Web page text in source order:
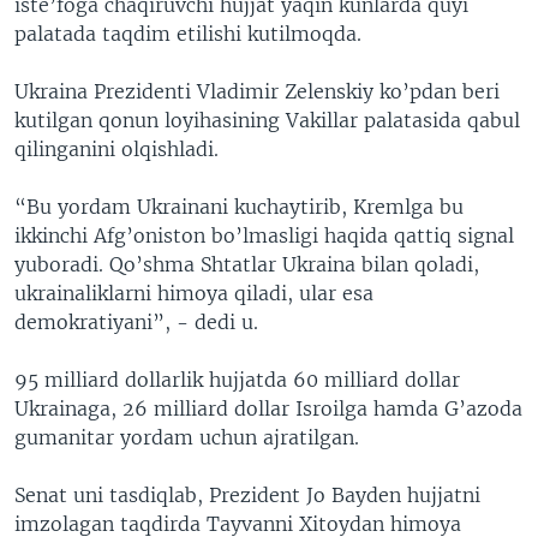
iste’foga chaqiruvchi hujjat yaqin kunlarda quyi
palatada taqdim etilishi kutilmoqda.
Ukraina Prezidenti Vladimir Zelenskiy ko’pdan beri
kutilgan qonun loyihasining Vakillar palatasida qabul
qilinganini olqishladi.
“Bu yordam Ukrainani kuchaytirib, Kremlga bu
ikkinchi Afg’oniston bo’lmasligi haqida qattiq signal
yuboradi. Qo’shma Shtatlar Ukraina bilan qoladi,
ukrainaliklarni himoya qiladi, ular esa
demokratiyani”, - dedi u.
95 milliard dollarlik hujjatda 60 milliard dollar
Ukrainaga, 26 milliard dollar Isroilga hamda G’azoda
gumanitar yordam uchun ajratilgan.
Senat uni tasdiqlab, Prezident Jo Bayden hujjatni
imzolagan taqdirda Tayvanni Xitoydan himoya